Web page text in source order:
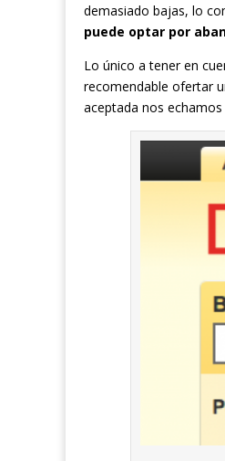
demasiado bajas, lo
puede optar por
Lo único a tener en
recomendable ofertar
aceptada nos